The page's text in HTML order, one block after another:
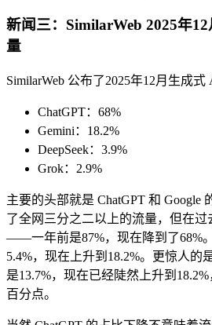
新闻三：SimilarWeb 2025年
量
SimilarWeb 公布了2025年12月生成式
ChatGPT：68%
Gemini：18.2%
DeepSeek：3.9%
Grok：2.9%
主要的头部就是 ChatGPT 和 Google
了全网三分之二以上的流量，但在
——一年前是87%，现在降到了68%
5.4%，现在上升到18.2%。更惊人的
是13.7%，现在已经陡然上升到
百分点。